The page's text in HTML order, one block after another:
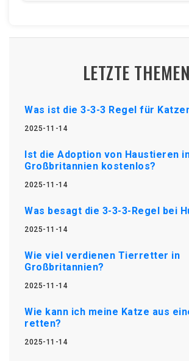
LETZTE THEMEN
Was ist die 3-3-3 Regel für
2025-11-14
Ist die Adoption von Haustieren
Großbritannien kostenlos?
2025-11-14
Was besagt die 3-3-3-Regel bei
2025-11-14
Wie viel verdienen Tierretter in
Großbritannien?
2025-11-14
Wie kann ich meine Katze aus
retten?
2025-11-14